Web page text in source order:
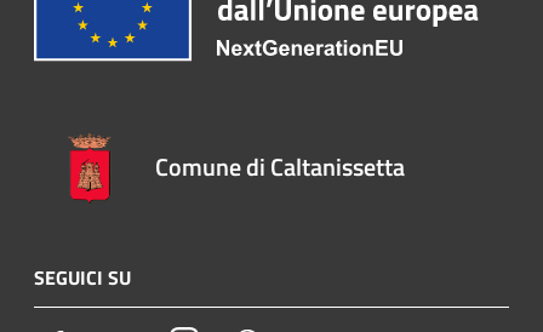
Comune di Caltanissetta
SEGUICI SU